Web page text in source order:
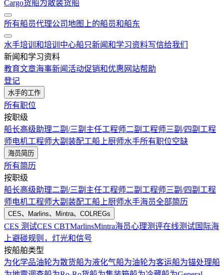
Cargo货船为散装货船
所有船员代理公司地图上的船员和船东
水手培训和培训中心船只新闻和学习资料写信给我们
新闻和学习资料
教育文章海事新闻活动促销和优惠 网站帮助
登记
水手的工作
所有职位
按职级
船长高级助理二副/三副 主任工程师二副工程师三副/四副工程
师电机工程师大副 装配工船上厨师水手所有职位空缺
海员简历
所有简历
按职级
船长高级助理二副/三副 主任工程师二副工程师三副/四副工程
师电机工程师大副 装配工船上厨师水手海员全部简历
CES、Marlins、Mintra、COLREGs
CES 测试CES CBTMarlinsMintra海员心理测评在线测试国际海
上避碰规则，灯光和信号
按船舶类型
为化学品油轮为散货船为液化气船为油轮为客运船为锚处理船